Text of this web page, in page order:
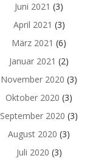
Juni 2021 (3)
April 2021 (3)
März 2021 (6)
Januar 2021 (2)
November 2020 (3)
Oktober 2020 (3)
September 2020 (3)
August 2020 (3)
Juli 2020 (3)